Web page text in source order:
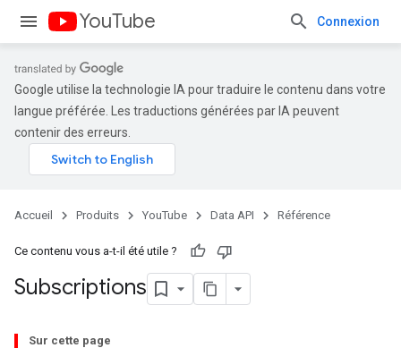
YouTube Connexion
Google utilise la technologie IA pour traduire le contenu dans votre
langue préférée. Les traductions générées par IA peuvent
contenir des erreurs.
Accueil Produits YouTube Data API Référence
Ce contenu vous a-t-il été utile ?
Subscriptions
Sur cette page